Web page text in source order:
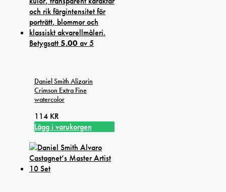
Betygsatt5.00av 5
Daniel Smith Alizarin
Crimson Extra Fine
watercolor
114 KR
Lägg i varukorgen